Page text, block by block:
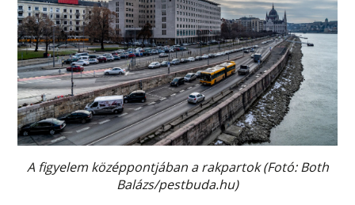
A figyelem középpontjában a rakpartok (Fotó: Both
Balázs/pestbuda.hu)